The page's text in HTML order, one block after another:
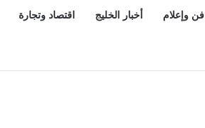
فن وإعلام أخبار الخليج اقتصاد وتجارة